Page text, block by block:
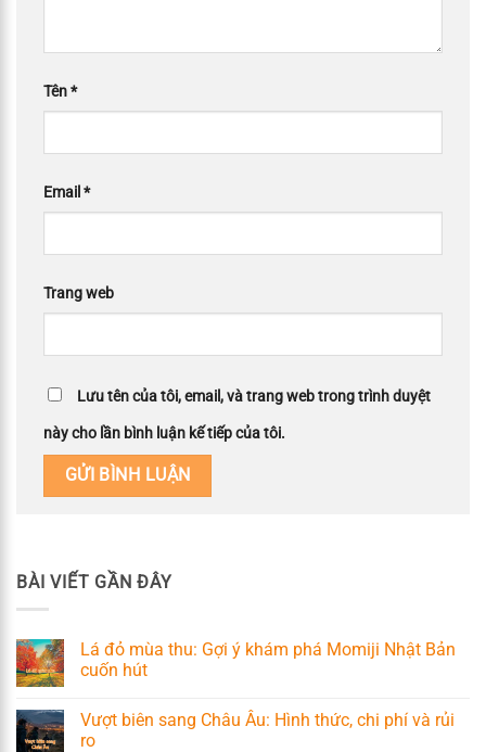
Tên*
Email *
Trang web
Lưu tên của tôi, email, và trang web trong trình duyệt
này cho lần bình luận kế tiếp của tôi.
BÀI VIẾT GẦN ĐÂY
Lá đỏ mùa thu: Gợi ý khám phá Momiji Nhật Bản
cuốn hút
Vượt biên sang Châu Âu: Hình thức, chi phí và rủi
ro